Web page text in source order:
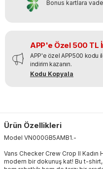
Bonus kartlara
APP'e Özel 500 TL
APP'e özel APP500 kodu
indirim kazanın.
Kodu Kopyala
Ürün Özellikleri
Model VN000GB5AMB1.-
Vans Checker Crew Crop II
modern bir dokunuş kat! Bu t-shirt,